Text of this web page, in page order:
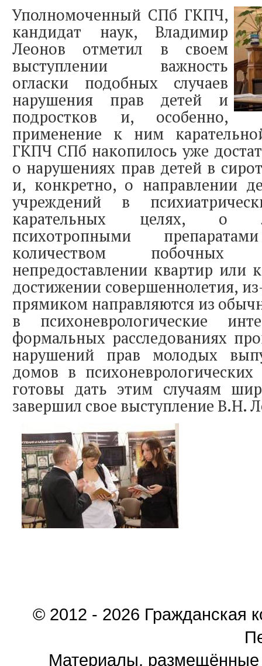
Уполномоченный СПб ГКПЧ,
кандидат наук, Владимир
Леонов отметил в своем
выступлении важность
огласки подобных случаев
нарушения прав детей и
подростков и, особенно,
применение к ним
ГКПЧ СПб накопилось уже
о нарушениях прав детей в
и, конкретно, о направлении
учреждений в
карательных целях, о
психотропными
количеством
непредоставлении квартир или
достижении совершеннолетия,
прямиком направляются из
в психоневрологические
формальных расследованиях
нарушений прав молодых
домов в
готовы дать этим случаям
завершил свое выступление В.Н.
© 2012 - 2026 Гражданская
Материалы, размещённые